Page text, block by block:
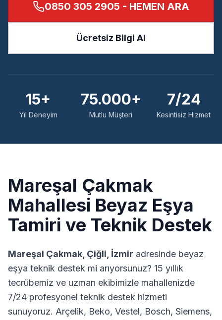
0850 305 2905 - HEMEN ARA
Ücretsiz Bilgi Al
15+
Yıl Deneyim
75.000+
Mutlu Müşteri
7/24
Kesintisiz Hizmet
Mareşal Çakmak
Mahallesi Beyaz Eşya
Tamiri ve Teknik Destek
Mareşal Çakmak Çiğli İzmir adresinde beyaz
eşya teknik destek mi arıyorsunuz? 15 yıllık
tecrübemiz ve uzman ekibimizle mahallenizde
7/24 profesyonel teknik destek hizmeti
sunuyoruz. Arçelik, Beko, Vestel, Bosch, Siemens,